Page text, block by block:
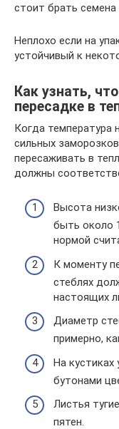
стоит брать семена
Неплохо если на
устойчивый к
Как узнать,
пересадке в
Когда температура
сильных
пересаживать в
должны
Высота
быть около
нормой
К моменту
стеблях
настоящих
Диаметр
примерно,
На кустиках
бутонами
Листья
пятен.